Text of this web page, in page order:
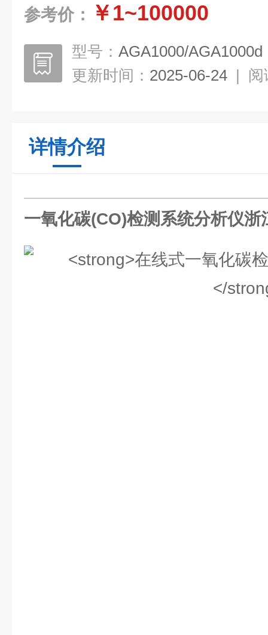
参考价： ￥1~100000
型号： AGA1000/AGA1000d
更新时间： 2025-06-24 | 阅
详情介绍
一氧化碳(CO)检测系统分析仪浙